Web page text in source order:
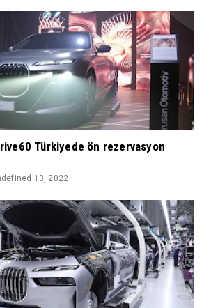
Türkiyede ön rezervasyon
13, 2022